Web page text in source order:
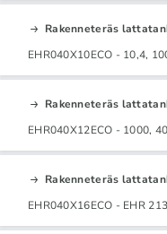
Rakenneteräs
EHR040X10ECO - 10,4,
Rakenneteräs
EHR040X12ECO - 1000,
Rakenneteräs
EHR040X16ECO - EHR